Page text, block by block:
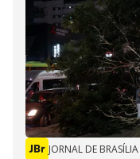
JORNAL DE BRASÍLIA